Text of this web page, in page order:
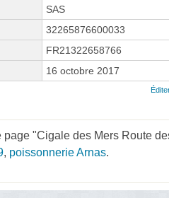
SAS
32265876600033
FR21322658766
16 octobre 2017
page "Cigale des Mers Route
, poissonnerie Arnas.